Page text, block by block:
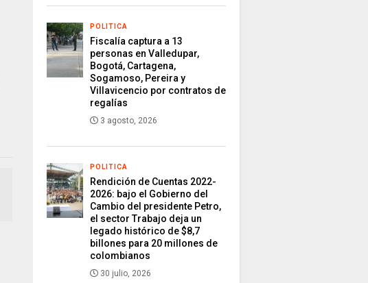
POLITICA
Fiscalía captura a 13
personas en Valledupar,
Bogotá, Cartagena,
Sogamoso, Pereira y
Villavicencio por contratos de
regalías
3 agosto, 2026
POLITICA
Rendición de Cuentas 2022-
2026: bajo el Gobierno del
Cambio del presidente Petro,
el sector Trabajo deja un
legado histórico de $8,7
billones para 20 millones de
colombianos
30 julio, 2026